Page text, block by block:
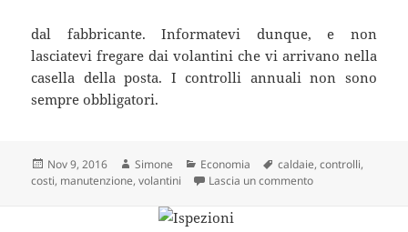
dal fabbricante. Informatevi dunque, e non
lasciatevi fregare dai volantini che vi arrivano nella
casella della posta. I controlli annuali non sono
sempre obbligatori.
Scritto
il
Nov 9, 2016 Autore
Simone Categorie
Economia Tag
caldaie,controlli,
costi, manutenzione,volantini Lascia un commentosu INVERNO, IL